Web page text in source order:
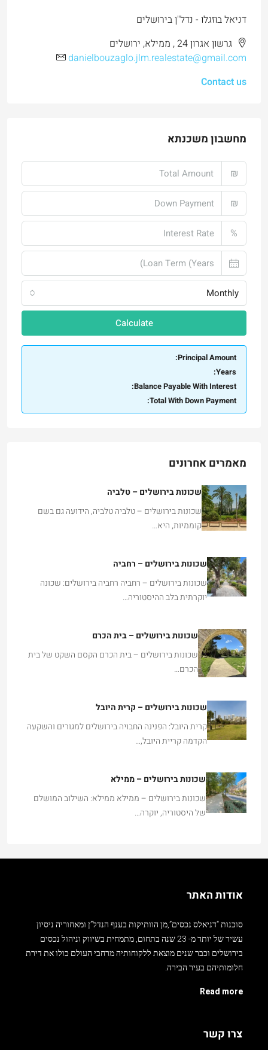
דניאל בוזגלו - נדל"ן בירושלים
גרשון אגרון 24 , ממילא, ירושלים
danielbouzaglo.jlm.realestate@gmail.com
Contact us
מחשבון משכנתא
₪
₪
%
Monthly
Calculate
Principal Amount:
Years:
Balance Payable With Interest:
Total With Down Payment:
מאמרים אחרונים
שכונות בירושלים – טלביה
שכונות בירושלים – טלביה טלביה, הידועה גם בשם
קוממיות, היא…
שכונות בירושלים – רחביה
שכונות בירושלים – רחביה רחביה בירושלים: שכונה
יוקרתית בלב ההיסטוריה…
שכונות בירושלים – בית הכרם
שכונות בירושלים – בית הכרם הקסם השקט של בית
הכרם…
שכונות בירושלים – קרית היובל
קרית היובל: הפנינה החבויה בירושלים למגורים והשקעה
הקדמה קריית היובל,…
שכונות בירושלים – ממילא
שכונות בירושלים – ממילא ממילא: השילוב המושלם
של היסטוריה, יוקרה…
אודות האתר
סוכנות “דניאלס נכסים”,מן הוותיקות בענף הנדל”ן ומאחוריה ניסיון
עשיר של יותר מ- 23 שנה בתחום, מתמחית בשיווק וניהול נכסים
בירושלים וכבר שנים מוצאת ללקוחותיה מרחבי העולם כולו את דירת
חלומותיהם בעיר הבירה.
Read more
צרו קשר